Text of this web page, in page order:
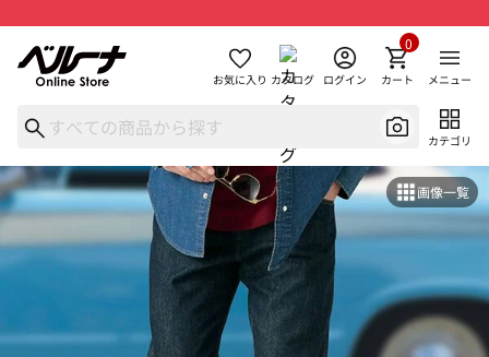
お気に入り カタログ ログイン カート
0
メニュー
カテゴリ
画像一覧